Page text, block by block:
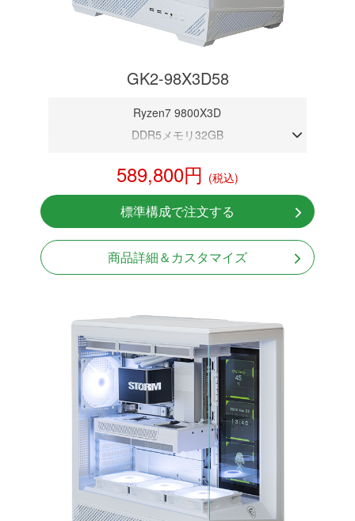
GK2-98X3D58
Ryzen7 9800X3D
DDR5メモリ32GB
NVMeSSD 1TB
無線LAN Bluetooth対応
Windows11 Home 64bit
LCDスクリーン搭載
589,800円 (税込)
標準構成で注文する
商品詳細＆カスタマイズ